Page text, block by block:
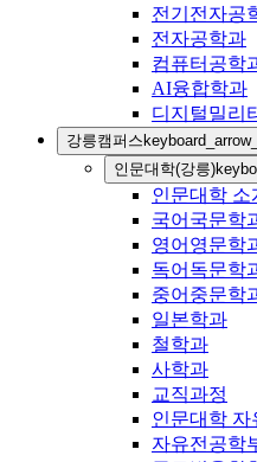
전기전자공
전자공학과
컴퓨터공학
AI융합학과
디지털밀리
강릉캠퍼스
인문대학(강릉)
인문대학 소
국어국문학
영어영문학
독어독문학
중어중문학
일본학과
철학과
사학과
교직과정
인문대학
자유전공학